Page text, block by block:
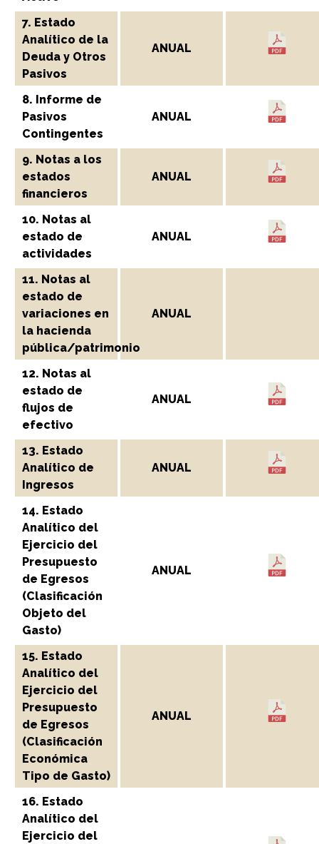
7. Estado
Analítico de la
Deuda y Otros
Pasivos
ANUAL
8. Informe de
Pasivos
Contingentes
ANUAL
9. Notas a los
estados
financieros
ANUAL
10. Notas al
estado de
actividades
ANUAL
11. Notas al
estado de
variaciones en
la hacienda
pública/patrimonio
ANUAL
12. Notas al
estado de
flujos de
efectivo
ANUAL
13. Estado
Analítico de
Ingresos
ANUAL
14. Estado
Analítico del
Ejercicio del
Presupuesto
de Egresos
(Clasificación
Objeto del
Gasto)
ANUAL
15. Estado
Analítico del
Ejercicio del
Presupuesto
de Egresos
(Clasificación
Económica
Tipo de Gasto)
ANUAL
16. Estado
Analítico del
Ejercicio del